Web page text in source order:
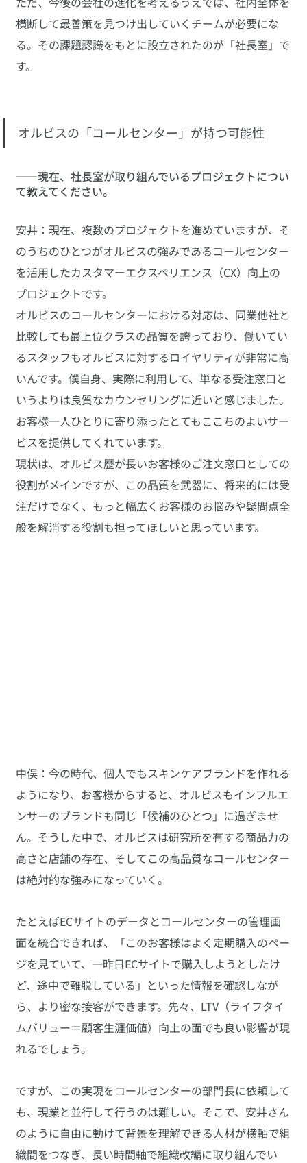
横断して最善策を見つけ出していくチームが必要にな
る。その課題認識をもとに設立されたのが「社長室」で
す。
オルビスの「コールセンター」が持つ可能性
――現在、社長室が取り組んでいるプロジェクトについ
て教えてください。
安井：現在、複数のプロジェクトを進めていますが、そ
のうちのひとつがオルビスの強みであるコールセンター
を活用したカスタマーエクスペリエンス（CX）向上の
プロジェクトです。
オルビスのコールセンターにおける対応は、同業他社と
比較しても最上位クラスの品質を誇っており、働いてい
るスタッフもオルビスに対するロイヤリティが非常に高
いんです。僕自身、実際に利用して、単なる受注窓口と
いうよりは良質なカウンセリングに近いと感じました。
お客様一人ひとりに寄り添ったとてもここちのよいサー
ビスを提供してくれています。
現状は、オルビス歴が長いお客様のご注文窓口としての
役割がメインですが、この品質を武器に、将来的には受
注だけでなく、もっと幅広くお客様のお悩みや疑問点全
般を解消する役割も担ってほしいと思っています。
中俣：今の時代、個人でもスキンケアブランドを作れる
ようになり、お客様からすると、オルビスもインフルエ
ンサーのブランドも同じ「候補のひとつ」に過ぎませ
ん。そうした中で、オルビスは研究所を有する商品力の
高さと店舗の存在、そしてこの高品質なコールセンター
は絶対的な強みになっていく。
たとえばECサイトのデータとコールセンターの管理画
面を統合できれば、「このお客様はよく定期購入のペー
ジを見ていて、一昨日ECサイトで購入しようとしたけ
ど、途中で離脱している」といった情報を確認しなが
ら、より密な接客ができます。先々、LTV（ライフタイ
ムバリュー＝顧客生涯価値）向上の面でも良い影響が現
れるでしょう。
ですが、この実現をコールセンターの部門長に依頼して
も、現業と並行して行うのは難しい。そこで、安井さん
のように自由に動けて背景を理解できる人材が横軸で組
織間をつなぎ、長い時間軸で組織改編に取り組んでい